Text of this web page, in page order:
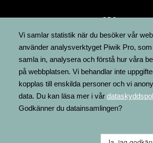
GRO
FÖRENINGSRESURSEN
MINNESRUNOR.FI
UPPSLAGSVERKET
LÄGENHETER
FAKTURERING
Vi samlar statistik när du besöker vår
använder analysverktyget Piwik Pro,
samla in, analysera och förstå hur våra
på webbplatsen. Vi behandlar inte
kopplas till enskilda personer och vi
data. Du kan läsa mer i vår
Godkänner du datainsamlingen?